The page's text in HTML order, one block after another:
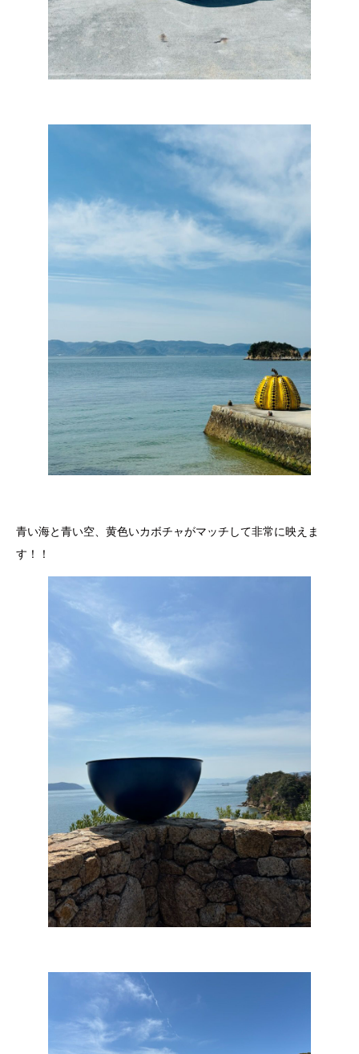
青い海と青い空、黄色いカボチャがマッチして非常に映えま
す！！